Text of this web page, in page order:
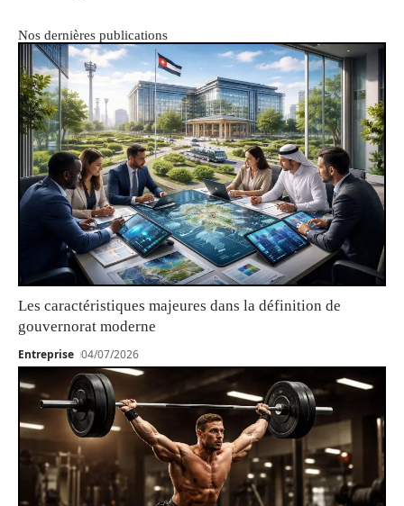
Nos dernières publications
Les caractéristiques majeures dans la définition de
gouvernorat moderne
Entreprise 04/07/2026